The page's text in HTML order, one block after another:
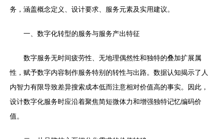
务，涵盖概念定义、设计要求、服务元素及实用建议。
一、数字化转型的服务与服务产出特征
数字服务无时间疲劳性、无地理偶然性和独特的叠加扩展属
性，赋予数字内容制作服务特别的转性与出路。数据认知揭示了人
内智力有限导致差异搜索成本低而注意相对价值高的事实。因此，
设计数字化服务时应沿着聚焦简短微体力和增强独特记忆编码价
值。